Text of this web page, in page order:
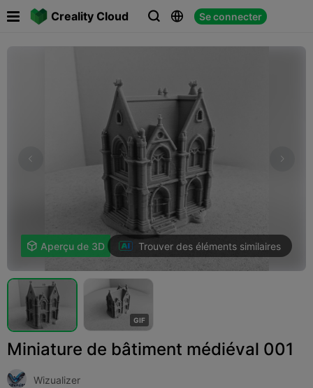
Creality Cloud   Se connecter
 
 Aperçu de 3D Trouver des éléments similaires
GIF
Miniature de bâtiment médiéval 001
Wizualizer